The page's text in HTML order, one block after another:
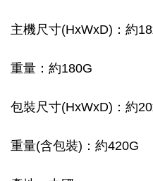
主機尺寸(HxWxD)：約
重量：約180G
包裝尺寸(HxWxD)：約
重量(含包裝)：約420G